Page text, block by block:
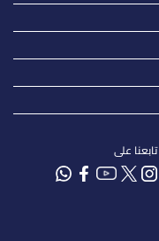
تابعنا على